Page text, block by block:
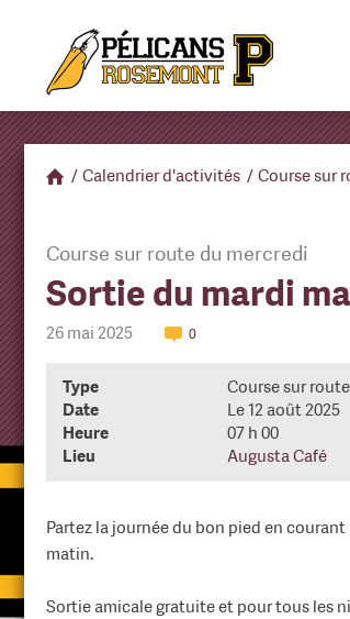
/ Calendrier d'activités / Course sur
Course sur route du mercredi
Sortie du mardi
26 mai 2025 0
Type
Course sur
Date
Le 12 août 2025
Heure
07 h 00
Lieu
Augusta Café
Partez la journée du bon pied en
matin.
Sortie amicale gratuite et pour tous les